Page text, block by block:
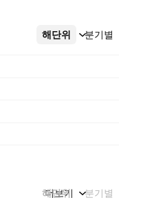
해단위 분기별
더보기
해단위 분기별
더보기